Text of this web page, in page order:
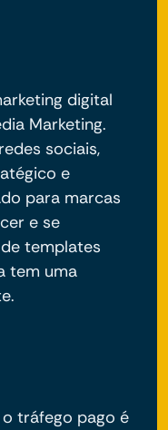
digital
Marketing.
sociais,
e
para marcas
e se
templates
tem uma
o tráfego pago é